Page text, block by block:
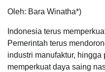
Oleh: Bara Winatha*)
Indonesia terus
Pemerintah terus
industri manufaktur,
memperkuat daya saing